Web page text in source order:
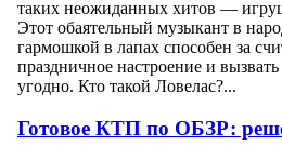
таких неожиданных хитов —
Этот обаятельный музыкант в
гармошкой в лапах способен за
праздничное настроение и
угодно. Кто такой Ловелас?...
Готовое КТП по ОБЗР: